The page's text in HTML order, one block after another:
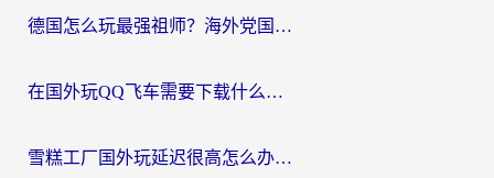
德国怎么玩最强祖师？海外党国服游戏加速器选择全攻略（附宝可梦Online实测）
在国外玩QQ飞车需要下载什么加速器呢？海外党亲测有效的国服游戏加速指南
雪糕工厂国外玩延迟很高怎么办？海外玩家国服游戏加速终极攻略（附实测推荐）